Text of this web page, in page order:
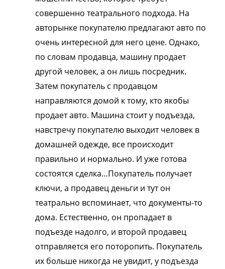
совершенно театрального подхода. На
авторынке покупателю предлагают авто по
очень интересной для него цене. Однако,
по словам продавца, машину продает
другой человек, а он лишь посредник.
Затем покупатель с продавцом
направляются домой к тому, кто якобы
продает авто. Машина стоит у подъезда,
навстречу покупателю выходит человек в
домашней одежде, все происходит
правильно и нормально. И уже готова
состоятся сделка…Покупатель получает
ключи, а продавец деньги и тут он
театрально вспоминает, что документы-то
дома. Естественно, он пропадает в
подъезде надолго, и второй продавец
отправляется его поторопить. Покупатель
их больше никогда не увидит, у подъезда